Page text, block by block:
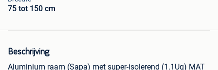
75 tot 150 cm
Beschrijving
Aluminium raam (Sapa) met super-isolerend (1.1Ug) MAT